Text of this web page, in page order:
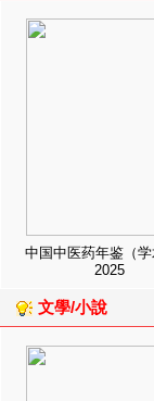
中国中医药年鉴（学
2025
文學/小說